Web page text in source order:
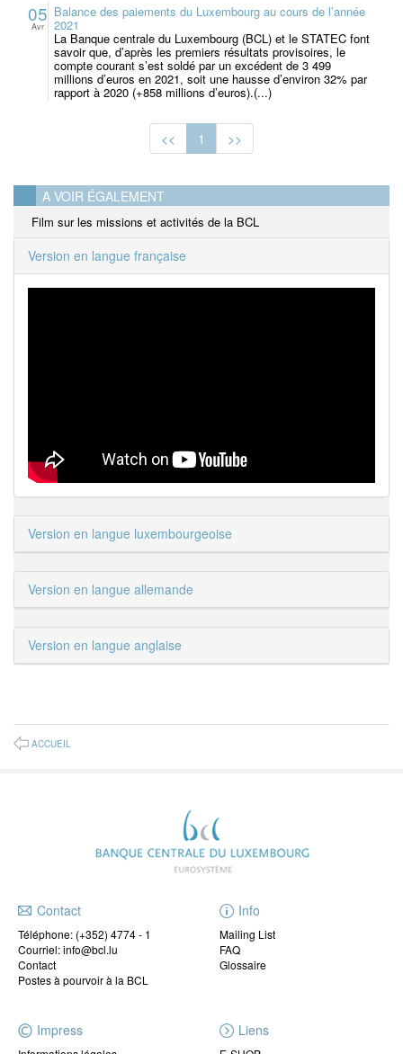
05
Avr
Balance des paiements du Luxembourg au cours de l’année
2021
La Banque centrale du Luxembourg (BCL) et le STATEC font
savoir que, d’après les premiers résultats provisoires, le
compte courant s’est soldé par un excédent de 3 499
millions d’euros en 2021, soit une hausse d’environ 32% par
rapport à 2020 (+858 millions d’euros).(...)
<< 1 >>
A VOIR ÉGALEMENT
Film sur les missions et activités de la BCL
Version en langue française
Version en langue luxembourgeoise
Version en langue allemande
Version en langue anglaise
ACCUEIL
Contact
Téléphone: (+352) 4774 - 1
Courriel: info@bcl.lu
Contact
Postes à pourvoir à la BCL
Info
Mailing List
FAQ
Glossaire
Impress Liens